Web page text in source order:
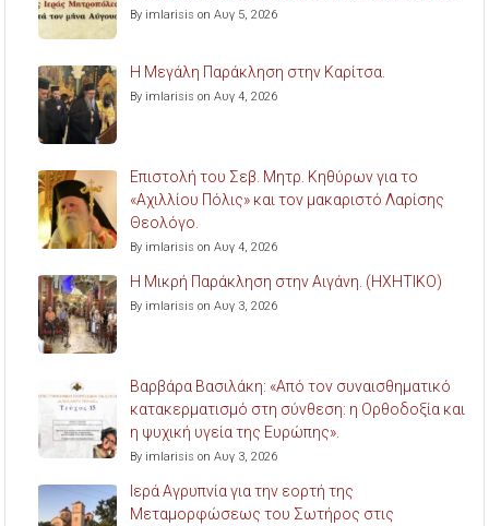
By imlarisis on Αυγ 5, 2026
Η Μεγάλη Παράκληση στην Καρίτσα.
By imlarisis on Αυγ 4, 2026
Επιστολή του Σεβ. Μητρ. Κηθύρων για το
«Αχιλλίου Πόλις» και τον μακαριστό Λαρίσης
Θεολόγο.
By imlarisis on Αυγ 4, 2026
Η Μικρή Παράκληση στην Αιγάνη. (ΗΧΗΤΙΚΟ)
By imlarisis on Αυγ 3, 2026
Βαρβάρα Βασιλάκη: «Από τον συναισθηματικό
κατακερματισμό στη σύνθεση: η Ορθοδοξία και
η ψυχική υγεία της Ευρώπης».
By imlarisis on Αυγ 3, 2026
Ιερά Αγρυπνία για την εορτή της
Μεταμορφώσεως του Σωτήρος στις